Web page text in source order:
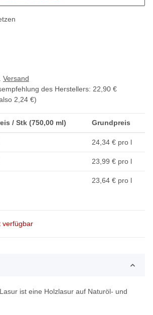
Versand
des Herstellers: 22,90 €
also 2,24 €)
/ Stk (750,00 ml) Grundpreis
24,34 € pro l
23,99 € pro l
23,64 € pro l
verfügbar
ist eine Holzlasur auf Naturöl- und